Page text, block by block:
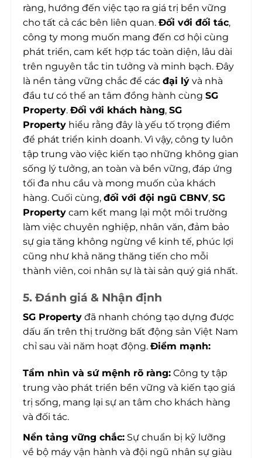
ràng, hướng đến việc tạo ra giá trị bền vững
cho tất cả các bên liên quan.Đối với đối tác,
công ty mong muốn mang đến cơ hội cùng
phát triển, cam kết hợp tác toàn diện, lâu dài
trên nguyên tắc tin tưởng và minh bạch. Đây
là nền tảng vững chắc để cácđại lý và nhà
đầu tư có thể an tâm đồng hành cùngSG
Property.Đối với khách hàng,SG
Property hiểu rằng đây là yếu tố trọng điểm
để phát triển kinh doanh. Vì vậy, công ty luôn
tập trung vào việc kiến tạo những không gian
sống lý tưởng, an toàn và bền vững, đáp ứng
tối đa nhu cầu và mong muốn của khách
hàng. Cuối cùng,đối với đội ngũ CBNV,SG
Property cam kết mang lại một môi trường
làm việc chuyên nghiệp, nhân văn, đảm bảo
sự gia tăng không ngừng về kinh tế, phúc lợi
cũng như khả năng thăng tiến cho mỗi
thành viên, coi nhân sự là tài sản quý giá nhất.
5. Đánh giá & Nhận định
SG Property đã nhanh chóng tạo dựng được
dấu ấn trên thị trường bất động sản Việt Nam
chỉ sau vài năm hoạt động.Điểm mạnh:
Tầm nhìn và sứ mệnh rõ ràng: Công ty tập
trung vào phát triển bền vững và kiến tạo giá
trị sống, mang lại sự an tâm cho khách hàng
và đối tác.
Nền tảng vững chắc: Sự chuẩn bị kỹ lưỡng
về bộ máy vận hành và đội ngũ nhân sự giàu